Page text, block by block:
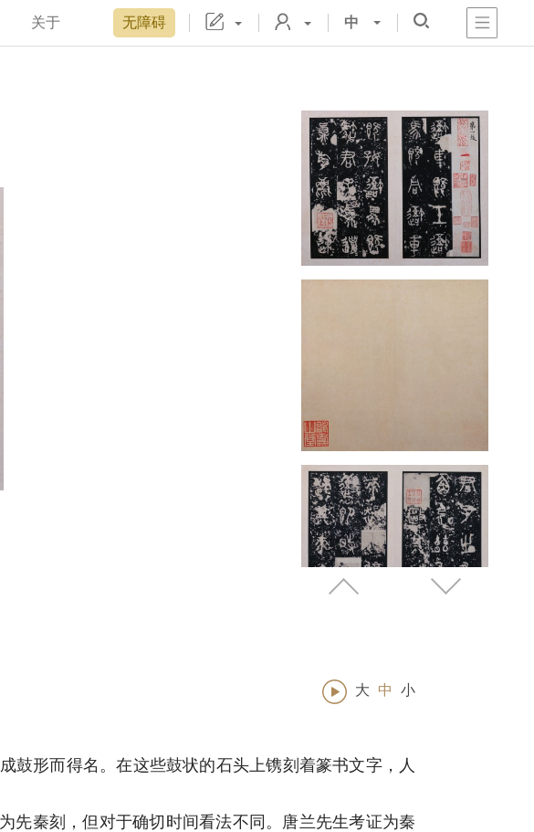
关于 无障碍 中
大 中 小
鼓形而得名。在这些鼓状的石头上镌刻着篆书文字，人
先秦刻，但对于确切时间看法不同。唐兰先生考证为秦